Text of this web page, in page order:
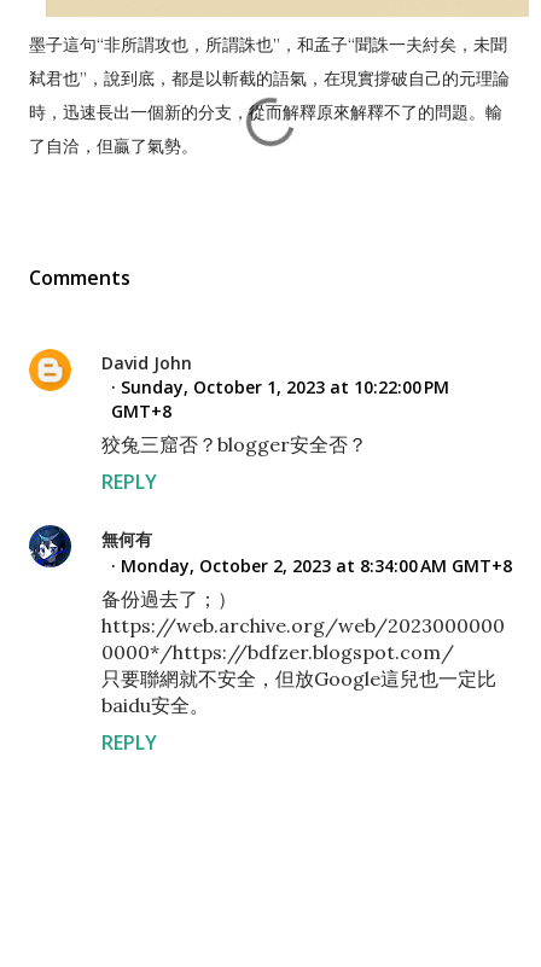
墨子這句“非所謂攻也，所謂誅也”，和孟子“聞誅一夫紂矣，未聞
弒君也”，說到底，都是以斬截的語氣，在現實撐破自己的元理論
時，迅速長出一個新的分支，從而解釋原來解釋不了的問題。輸
了自洽，但贏了氣勢。
Comments
David John
Sunday, October 1, 2023 at 10:22:00 PM
GMT+8
狡兔三窟否？blogger安全否？
REPLY
無何有
Monday, October 2, 2023 at 8:34:00 AM GMT+8
备份過去了；）
https://web.archive.org/web/2023000000
0000*/https://bdfzer.blogspot.com/
只要聯網就不安全，但放Google這兒也一定比
baidu安全。
REPLY